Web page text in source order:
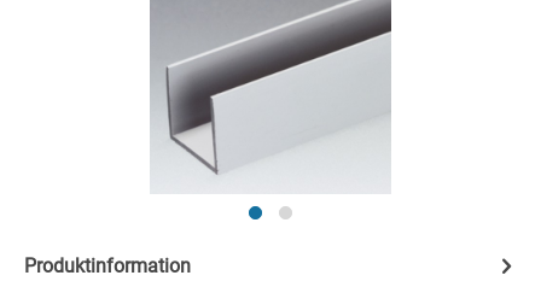
Produktinformation